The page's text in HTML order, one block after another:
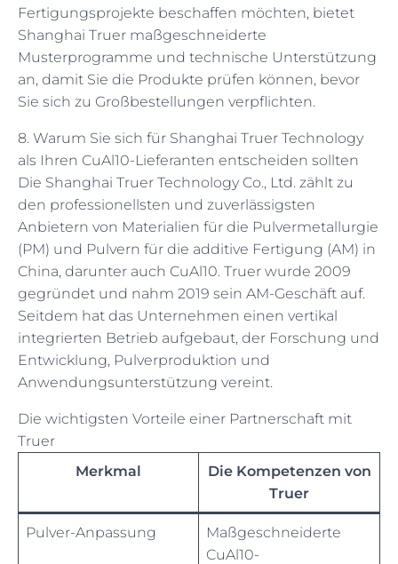
Fertigungsprojekte beschaffen möchten, bietet
Shanghai Truer maßgeschneiderte
Musterprogramme und technische Unterstützung
an, damit Sie die Produkte prüfen können, bevor
Sie sich zu Großbestellungen verpflichten.
8. Warum Sie sich für Shanghai Truer Technology
als Ihren CuAl10-Lieferanten entscheiden sollten
Die Shanghai Truer Technology Co., Ltd. zählt zu
den professionellsten und zuverlässigsten
Anbietern von Materialien für die Pulvermetallurgie
(PM) und Pulvern für die additive Fertigung (AM) in
China, darunter auch CuAl10. Truer wurde 2009
gegründet und nahm 2019 sein AM-Geschäft auf.
Seitdem hat das Unternehmen einen vertikal
integrierten Betrieb aufgebaut, der Forschung und
Entwicklung, Pulverproduktion und
Anwendungsunterstützung vereint.
Die wichtigsten Vorteile einer Partnerschaft mit
Truer
Merkmal
Die Kompetenzen von
Truer
Pulver-Anpassung
Maßgeschneiderte
CuAl10-